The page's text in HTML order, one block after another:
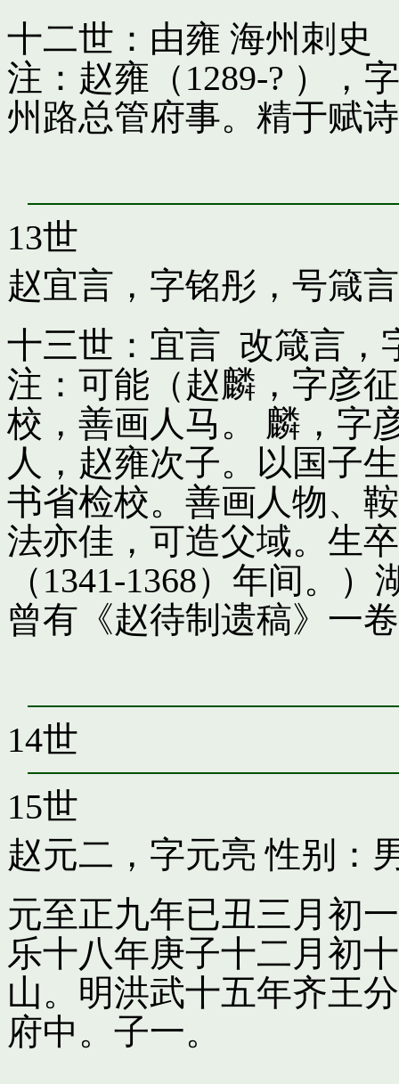
十二世：由雍 海州刺史
注：赵雍（1289-? ），
州路总管府事。精于赋
13世
赵宜言，字铭彤，号箴言
十三世：宜言 改箴言，
注：可能（赵麟，字彦
校，善画人马。 麟，字
人，赵雍次子。以国子
书省检校。善画人物、
法亦佳，可造父域。生
（1341-1368）年间。
曾有《赵待制遗稿》一
14世
15世
赵元二，字元亮 性别：
元至正九年已丑三月初
乐十八年庚子十二月初
山。明洪武十五年齐王
府中。子一。